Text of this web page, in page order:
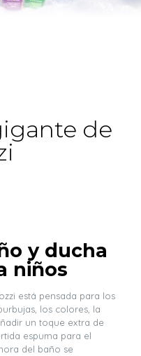
de
y ducha
niños
está pensada para los
los colores, la
un toque extra de
espuma para el
del baño se